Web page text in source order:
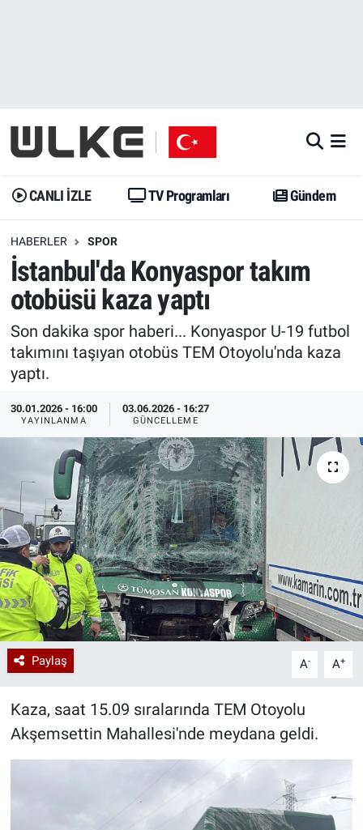
CANLI İZLE TV Programları Gündem
HABERLER SPOR
İstanbul'da Konyaspor takım
otobüsü kaza yaptı
Son dakika spor haberi... Konyaspor U-19 futbol
takımını taşıyan otobüs TEM Otoyolu'nda kaza
yaptı.
30.01.2026 - 16:00
YAYINLANMA
03.06.2026 - 16:27
GÜNCELLEME
Paylaş A- A+
Kaza, saat 15.09 sıralarında TEM Otoyolu
Akşemsettin Mahallesi'nde meydana geldi.
Gündem
Dünya
Erişim Bilgileri
Ekonomi
Trend
Yazarlar
Gündem
Trend
Erişim Bilgileri
Spor
Ekonomi
Medya
Özel Haberler
Kadın
Erişim Bilgileri
Sağlık
Teknoloji
İstanbul Namaz Vakitleri
Trafik Durumu
Erişim Bilgileri
Tüm Manşetler
Son Dakika Haberleri